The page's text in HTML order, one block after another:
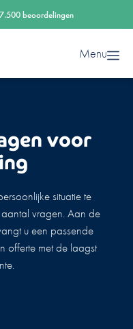
beoordelingen
Menu
voor
situatie te
vragen. Aan de
u een passende
offerte met de laagst